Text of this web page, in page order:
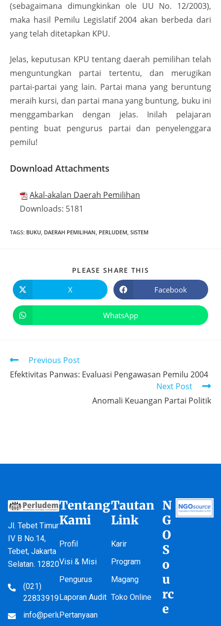
(sebagaimana dimungkinkan ole UU No. 12/2003),
maka hasil Pemilu Legislatif 2004 akan berbeda dari
yang telah ditetapkan KPU.
Jelas, keputusan KPU tentang daerah pemilihan telah
menguntungkan partai tertentu, dan merugikan
partai-partai yang lain. Partai mana yang beruntung
meraih kursi, dan partai mana yang buntung, buku ini
menggambarkan dengan jelas. Inilah pelajaran
penting buat pengurus partai dan penyelenggara
pemilu!
Download Attachments
Akal-akalan Daerah Pemilihan
Downloads: 5181
TAGS: BUKU, DAERAH PEMILIHAN, PERLUDEM, SISTEM
PLEASE SHARE THIS
X Facebook
WhatsApp
Previous Post
Efektivitas Panwas: Evaluasi Pengawasan Pemilu 2004
Next Post
Anomali Keuangan Partai Politik
Jl. Tebet Timur
IV B No.14,
Tebet, Jakarta
Selatan. 12820
(021)
22833919
info@perludem.or.id
Tentang
Kami
Profil
Visi & Misi
Pengurus
Laporan Audit
Pertanyaan
Tautan
Link
Karir
Program
Magang
Toko Online
N
G
O
S
o
u
rc
e